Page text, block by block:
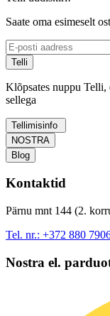
Saate oma esimeselt
Telli
Klõpsates nuppu Telli,
sellega
Tellimisinfo
NOSTRA
Blog
Kontaktid
Pärnu mnt 144 (2.
Tel. nr.: +372 880
Nostra el.